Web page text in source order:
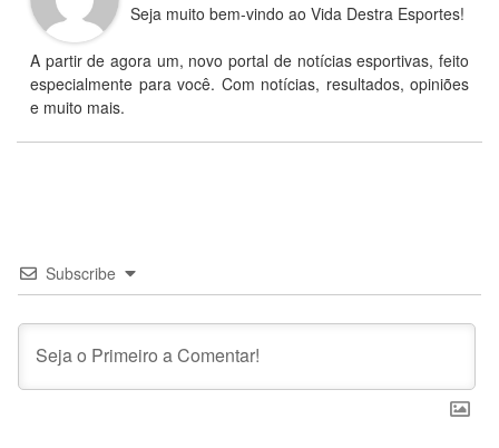
Seja muito bem-vindo ao Vida Destra Esportes!
A partir de agora um, novo portal de notícias esportivas, feito
especialmente para você. Com notícias, resultados, opiniões
e muito mais.
Subscribe